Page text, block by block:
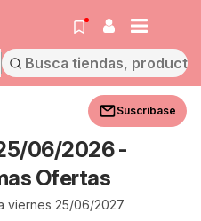
Suscríbase
06/2026 -
Ofertas
viernes 25/06/2027